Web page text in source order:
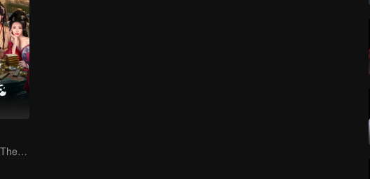
Reborn to Rule: The Ultimate Live-in Son-in-Law